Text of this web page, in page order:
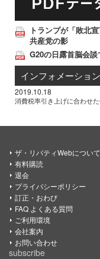
トランプが「敗北
共産党の影
G20の日露首脳会
インフォメーション
2019.10.18
消費税率引き上げに合わせ
ザ・リバティWebについて
有料購読
退会
プライバシーポリシー
訂正・おわび
FAQ よくある質問
ご利用環境
会社案内
お問い合わせ
subscribe